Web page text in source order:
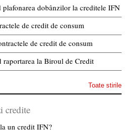
dobânzilor la creditele IFN
de credit de consum
de credit de consum
la Biroul de Credit
Toate stirile
credite
un credit IFN?